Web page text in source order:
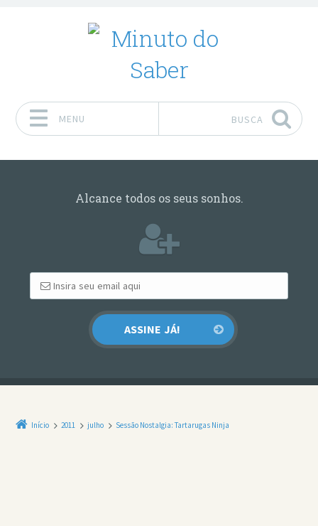
MENU BUSCA
Alcance todos os seus sonhos.
Início 2011 julho Sessão Nostalgia: Tartarugas Ninja